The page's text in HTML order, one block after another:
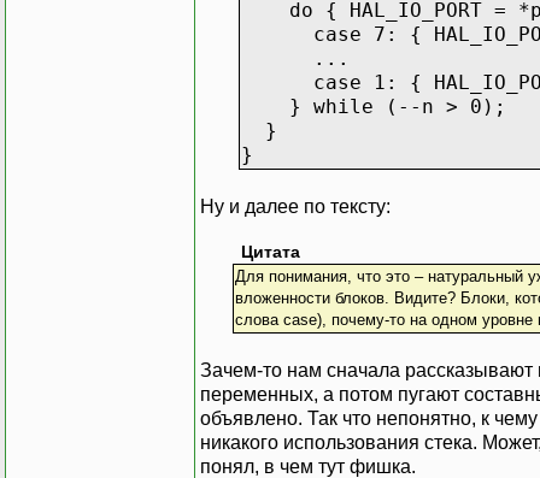
do { HAL_IO_PORT =
case 7: {
...
case 1: {
} while (--n > 0);
}
}
Ну и далее по тексту:
Цитата
Для понимания, что это – натуральный
вложенности блоков. Видите? Блоки,
слова case), почему-то на одном уровне
Зачем-то нам сначала
переменных, а потом пугают
объявлено. Так что непонятно, к
никакого использования стека.
понял, в чем тут фишка.